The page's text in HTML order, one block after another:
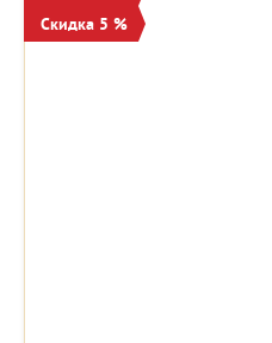
Скидка 5 %